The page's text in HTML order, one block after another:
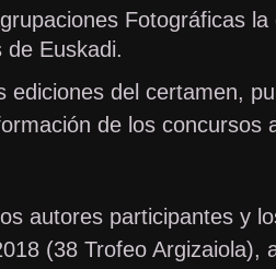
Fotográficas
Euskadi.
del certamen,
de los concursos
autores participantes y
(38 Trofeo Argizaiola),